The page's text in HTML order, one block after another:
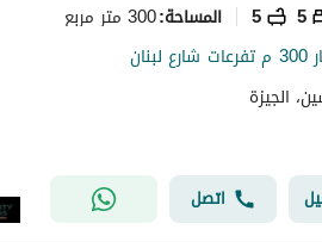
5
5 المساحة:300 متر مربع
الجيزة
اتصل